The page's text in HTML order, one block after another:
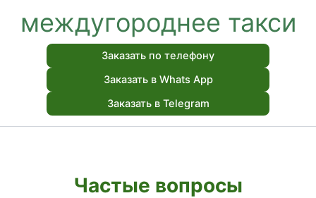
междугороднее такси
Заказать по телефону
Заказать в Whats App
Заказать в Telegram
Частые вопросы